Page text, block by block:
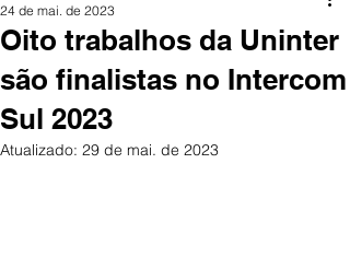
Oito trabalhos da Uninter
são finalistas no Intercom
Sul 2023
24 de mai. de 2023
Atualizado: 29 de mai. de 2023